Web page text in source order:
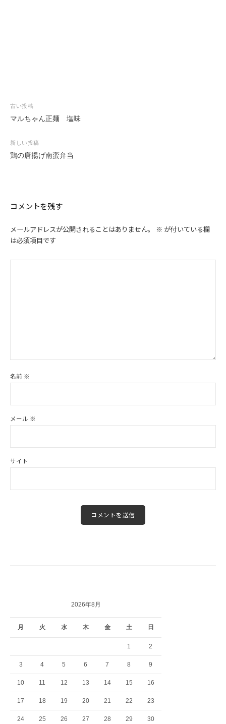
投
稿
ビ
ゲ
ン
古い投稿
マルちゃん正麺 塩味
新しい投稿
鶏の唐揚げ南蛮弁当
コメントを残す
メールアドレスが公開されることはありません。 ※ が付いている欄
は必須項目です
名前 ※
メール ※
サイト
2026年8月
月 火 水 木 金 土 日
1 2
3 4 5 6 7 8 9
10 11 12 13 14 15 16
17 18 19 20 21 22 23
24 25 26 27 28 29 30